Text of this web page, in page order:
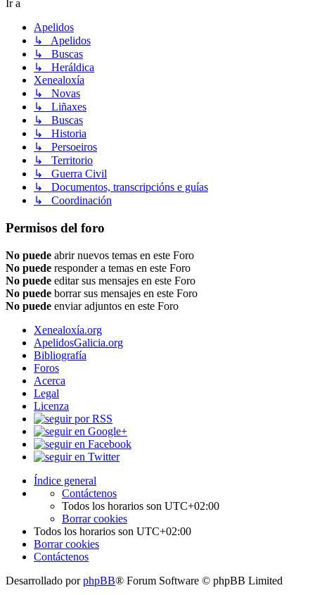
Ir a
Apelidos
↳ Apelidos
↳ Buscas
↳ Heráldica
Xenealoxía
↳ Novas
↳ Liñaxes
↳ Buscas
↳ Historia
↳ Persoeiros
↳ Territorio
↳ Guerra Civil
↳ Documentos, transcripcións e guías
↳ Coordinación
Permisos del foro
No puede abrir nuevos temas en este Foro
No puede responder a temas en este Foro
No puede editar sus mensajes en este Foro
No puede borrar sus mensajes en este Foro
No puede enviar adjuntos en este Foro
Xenealoxía.org
ApelidosGalicia.org
Bibliografía
Foros
Acerca
Legal
Licenza
Índice general
Contáctenos
Todos los horarios son UTC+02:00
Borrar cookies
Todos los horarios son UTC+02:00
Borrar cookies
Contáctenos
Desarrollado porphpBB® Forum Software © phpBB Limited